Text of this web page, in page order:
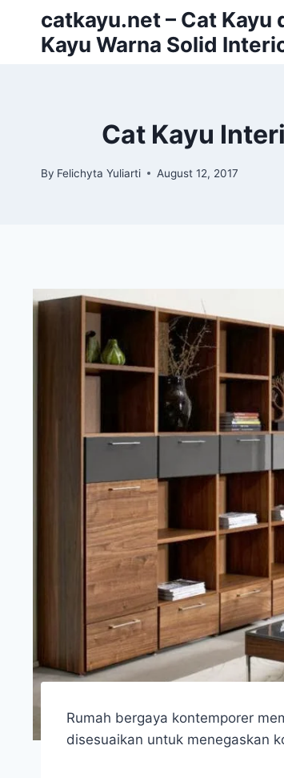
content
catkayu.net – Cat Kayu
Kayu Warna Solid
Cat Kayu
By Felichyta Yuliarti August 12, 2017
Rumah bergaya kontemporer
disesuaikan untuk menegaskan